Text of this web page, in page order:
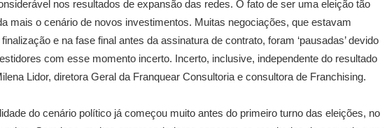
nos resultados de expansão das redes. O fato de ser uma eleição tão
mais o cenário de novos investimentos. Muitas negociações, que estavam
e na fase final antes da assinatura de contrato, foram ‘pausadas’ devido
com esse momento incerto. Incerto, inclusive, independente do resultado
Lidor, diretora Geral da Franquear Consultoria e consultora de Franchising.
do cenário político já começou muito antes do primeiro turno das eleições, no